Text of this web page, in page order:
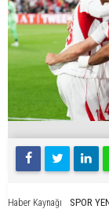
Haber Kaynağı SPOR